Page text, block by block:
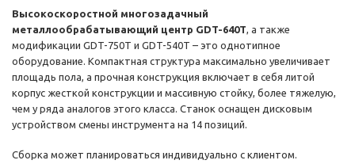
Высокоскоростной многозадачный
металлообрабатывающий центр GDT-640T, а также
модификации GDT-750T и GDT-540T – это однотипное
оборудование. Компактная структура максимально увеличивает
площадь пола, а прочная конструкция включает в себя литой
корпус жесткой конструкции и массивную стойку, более тяжелую,
чем у ряда аналогов этого класса. Станок оснащен дисковым
устройством смены инструмента на 14 позиций.
Сборка может планироваться индивидуально с клиентом.